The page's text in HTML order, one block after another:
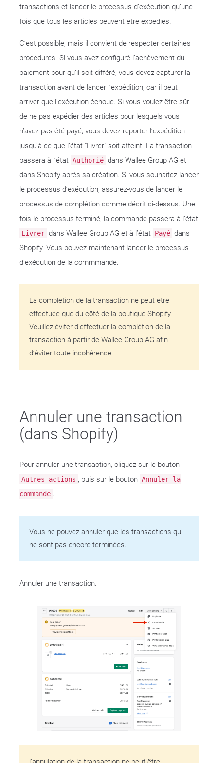
transactions et lancer le processus d’exécution qu’une
fois que tous les articles peuvent être expédiés.
C’est possible, mais il convient de respecter certaines
procédures. Si vous avez configuré l’achèvement du
paiement pour qu’il soit différé, vous devez capturer la
transaction avant de lancer l’expédition, car il peut
arriver que l’exécution échoue. Si vous voulez être sûr
de ne pas expédier des articles pour lesquels vous
n’avez pas été payé, vous devez reporter l’expédition
jusqu’à ce que l’état "Livrer" soit atteint. La transaction
passera à l’état Authorié dans Wallee Group AG et
dans Shopify après sa création. Si vous souhaitez lancer
le processus d’exécution, assurez-vous de lancer le
processus de complétion comme décrit ci-dessus. Une
fois le processus terminé, la commande passera à l’état
Livrer dans Wallee Group AG et à l’état Payé dans
Shopify. Vous pouvez maintenant lancer le processus
d’exécution de la commmande.
La complétion de la transaction ne peut être
effectuée que du côté de la boutique Shopify.
Veuillez éviter d’effectuer la complétion de la
transaction à partir de Wallee Group AG afin
d’éviter toute incohérence.
Annuler une transaction
(dans Shopify)
Pour annuler une transaction, cliquez sur le bouton
Autres actions , puis sur le bouton Annuler la
commande .
Vous ne pouvez annuler que les transactions qui
ne sont pas encore terminées.
Annuler une transaction.